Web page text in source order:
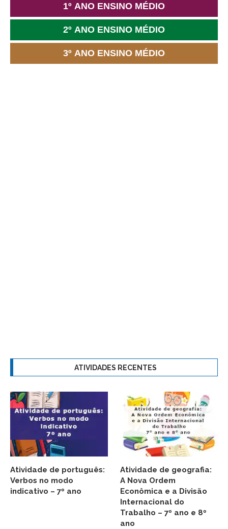
1º ANO ENSINO MÉDIO
2º ANO ENSINO MÉDIO
3º ANO ENSINO MÉDIO
ATIVIDADES RECENTES
Atividade de português:
Verbos no modo
indicativo – 7º ano
Atividade de geografia:
A Nova Ordem
Econômica e a Divisão
Internacional do
Trabalho – 7º ano e 8º
ano